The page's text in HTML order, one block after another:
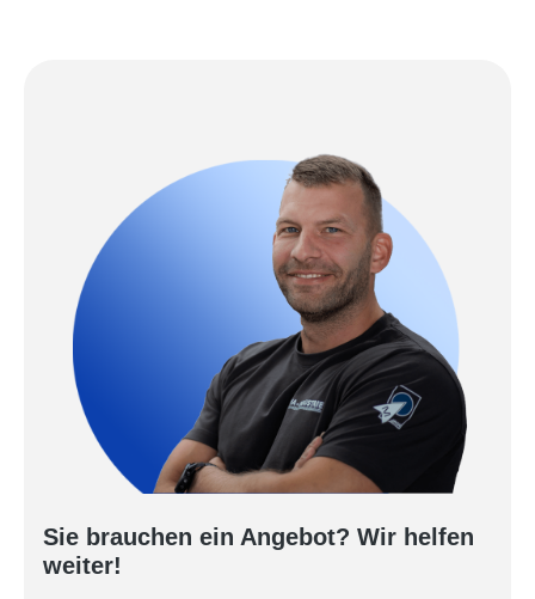
Sie brauchen ein Angebot? Wir helfen
weiter!